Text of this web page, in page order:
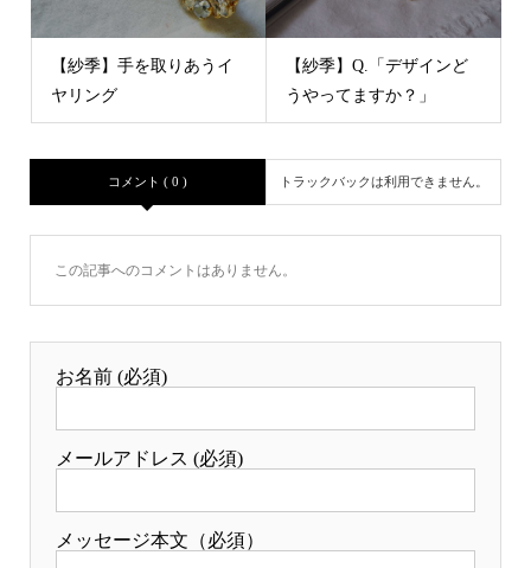
【紗季】手を取りあうイ
ヤリング
【紗季】Q.「デザインど
うやってますか？」
コメント ( 0 ) トラックバックは利用できません。
この記事へのコメントはありません。
お名前 (必須)
メールアドレス (必須)
メッセージ本文（必須）